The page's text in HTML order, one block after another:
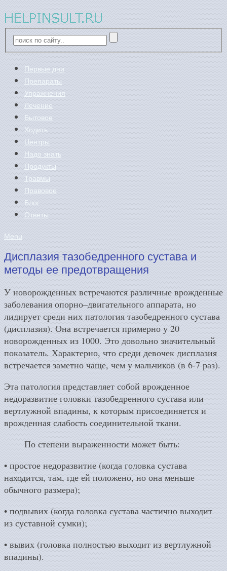
Первые дни
Препараты
Упражнения
Лечение
Бытовое
Ходить
Центры
Надо знать
Продукты
Травмы
Правовое
Блог
Ответы
Menu
Дисплазия тазобедренного сустава и
методы ее предотвращения
У новорожденных встречаются различные врожденные
заболевания опорно–двигательного аппарата, но
лидирует среди них патология тазобедренного сустава
(дисплазия). Она встречается примерно у 20
новорожденных из 1000. Это довольно значительный
показатель. Характерно, что среди девочек дисплазия
встречается заметно чаще, чем у мальчиков (в 6-7 раз).
Эта патология представляет собой врожденное
недоразвитие головки тазобедренного сустава или
вертлужной впадины, к которым присоединяется и
врожденная слабость соединительной ткани.
По степени выраженности может быть:
• простое недоразвитие (когда головка сустава
находится, там, где ей положено, но она меньше
обычного размера);
• подвывих (когда головка сустава частично выходит
из суставной сумки);
• вывих (головка полностью выходит из вертлужной
впадины).